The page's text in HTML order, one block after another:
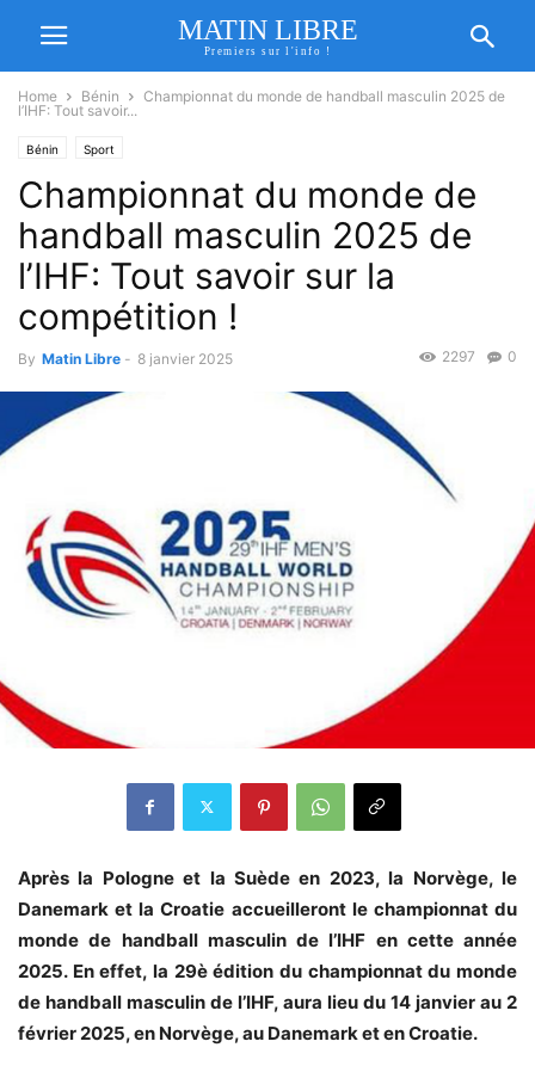
MATIN LIBRE
Premiers sur l'info !
Home Bénin
Championnat du monde de handball masculin 2025 de
l’IHF: Tout savoir...
Bénin Sport
Championnat du monde de
handball masculin 2025 de
l’IHF: Tout savoir sur la
compétition !
By Matin Libre - 8 janvier 2025 0
2297
Après la Pologne et la Suède en 2023, la Norvège, le
Danemark et la Croatie accueilleront le championnat du
monde de handball masculin de l’IHF en cette année
2025. En effet, la 29è édition du championnat du monde
de handball masculin de l’IHF, aura lieu du 14 janvier au 2
février 2025, en Norvège, au Danemark et en Croatie.